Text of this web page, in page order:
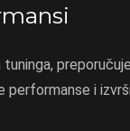
performanse i